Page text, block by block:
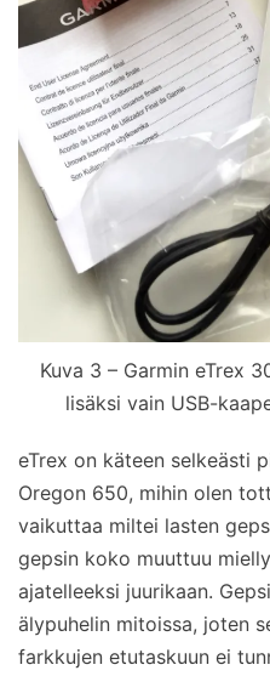
Kuva 3 – Garmin eTrex
lisäksi vain USB-
eTrex on käteen selkeästi
Oregon 650, mihin olen
vaikuttaa miltei lasten
gepsin koko muuttuu
ajatelleeksi juurikaan.
älypuhelin mitoissa, joten
farkkujen etutaskuun ei